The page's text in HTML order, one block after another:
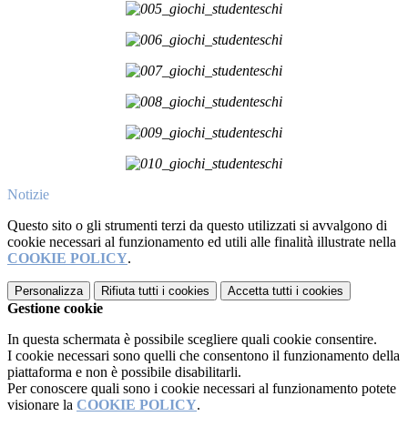
Notizie
Questo sito o gli strumenti terzi da questo utilizzati si avvalgono di
cookie necessari al funzionamento ed utili alle finalità illustrate nella
COOKIE POLICY.
Personalizza Rifiuta tutti i cookies Accetta tutti i cookies
Gestione cookie
In questa schermata è possibile scegliere quali cookie consentire.
I cookie necessari sono quelli che consentono il funzionamento della
piattaforma e non è possibile disabilitarli.
Per conoscere quali sono i cookie necessari al funzionamento potete
visionare la COOKIE POLICY.